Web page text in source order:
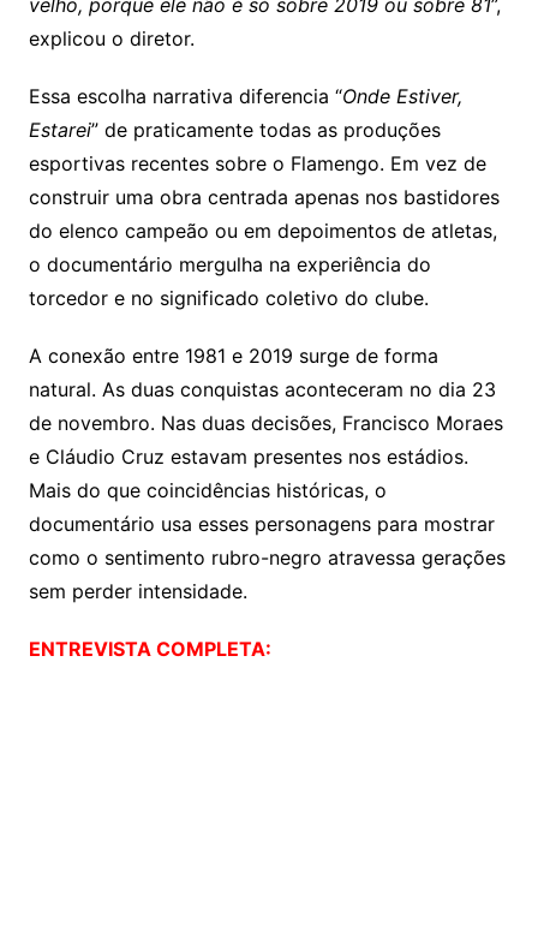
velho, porque ele não é só sobre 2019 ou sobre 81”,
explicou o diretor.
Essa escolha narrativa diferencia “Onde Estiver,
Estarei” de praticamente todas as produções
esportivas recentes sobre o Flamengo. Em vez de
construir uma obra centrada apenas nos bastidores
do elenco campeão ou em depoimentos de atletas,
o documentário mergulha na experiência do
torcedor e no significado coletivo do clube.
A conexão entre 1981 e 2019 surge de forma
natural. As duas conquistas aconteceram no dia 23
de novembro. Nas duas decisões, Francisco Moraes
e Cláudio Cruz estavam presentes nos estádios.
Mais do que coincidências históricas, o
documentário usa esses personagens para mostrar
como o sentimento rubro-negro atravessa gerações
sem perder intensidade.
ENTREVISTA COMPLETA: